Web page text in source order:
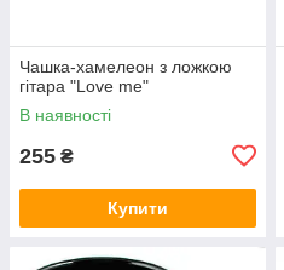
Чашка-хамелеон з ложкою
гітара "Love me"
В наявності
255 ₴
Купити